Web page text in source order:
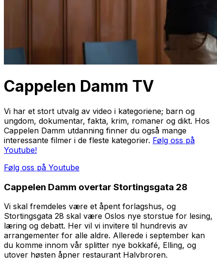
Cappelen Damm TV
Vi har et stort utvalg av video i kategoriene; barn og
ungdom, dokumentar, fakta, krim, romaner og dikt. Hos
Cappelen Damm utdanning finner du også mange
interessante filmer i de fleste kategorier. Følg oss på
Youtube!
Følg oss på Youtube
Cappelen Damm overtar Stortingsgata 28
Vi skal fremdeles være et åpent forlagshus, og
Stortingsgata 28 skal være Oslos nye storstue for lesing,
læring og debatt. Her vil vi invitere til hundrevis av
arrangementer for alle aldre. Allerede i september kan
du komme innom vår splitter nye bokkafé, Elling, og
utover høsten åpner restaurant Halvbroren.